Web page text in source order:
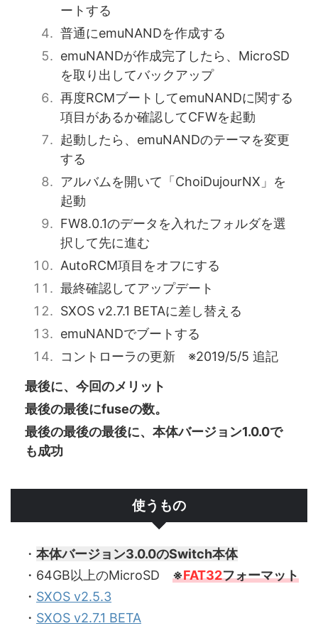
ートする
普通にemuNANDを作成する
emuNANDが作成完了したら、MicroSD
を取り出してバックアップ
再度RCMブートしてemuNANDに関する
項目があるか確認してCFWを起動
起動したら、emuNANDのテーマを変更
する
アルバムを開いて「ChoiDujourNX」を
起動
FW8.0.1のデータを入れたフォルダを選
択して先に進む
AutoRCM項目をオフにする
最終確認してアップデート
SXOS v2.7.1 BETAに差し替える
emuNANDでブートする
コントローラの更新 ※2019/5/5 追記
最後に、今回のメリット
最後の最後にfuseの数。
最後の最後の最後に、本体バージョン1.0.0で
も成功
使うもの
・ 本体バージョン3.0.0のSwitch本体
・64GB以上のMicroSD ※FAT32フォーマット
・ SXOS v2.5.3
・ SXOS v2.7.1 BETA